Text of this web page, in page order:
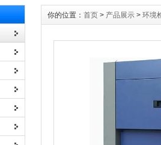
你的位置： 首页 > 产品展示 > 环境